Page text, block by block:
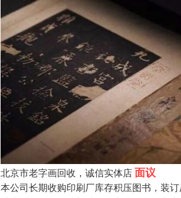
北京市老字画回收，诚信实体店面议
本公司长期收购印刷厂库存积压图书，装